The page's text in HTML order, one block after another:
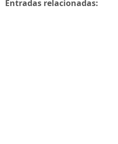
Entradas relacionadas: